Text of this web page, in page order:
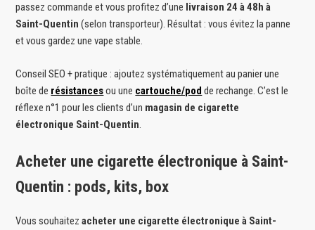
passez commande et vous profitez d’une livraison 24 à 48h à
Saint-Quentin (selon transporteur). Résultat : vous évitez la panne
et vous gardez une vape stable.
Conseil SEO + pratique : ajoutez systématiquement au panier une
boîte de résistancesou une cartouche/pod de rechange. C’est le
réflexe n°1 pour les clients d’un magasin de cigarette
électronique Saint-Quentin.
Acheter une cigarette électronique à Saint-
Quentin : pods, kits, box
Vous souhaitezacheter une cigarette électronique à Saint-